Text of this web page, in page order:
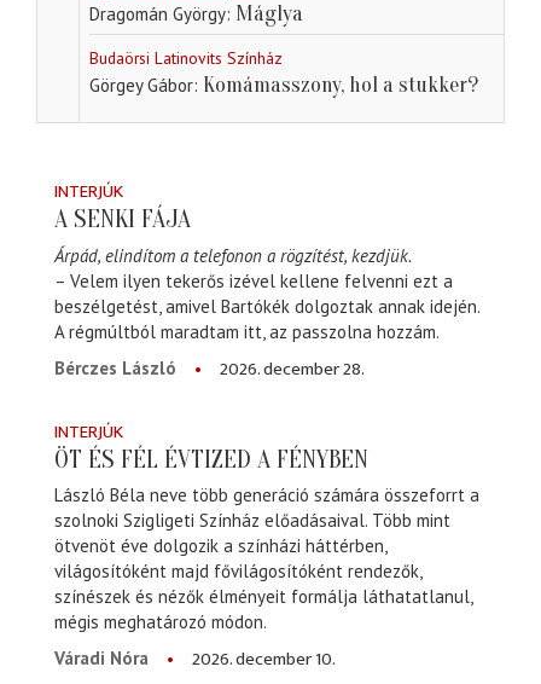
Dragomán György Máglya
Budaörsi Latinovits Színház
Görgey Gábor Komámasszony, hol a stukker?
INTERJÚK
A SENKI FÁJA
Árpád, elindítom a telefonon a rögzítést, kezdjük.
– Velem ilyen tekerős izével kellene felvenni ezt a
beszélgetést, amivel Bartókék dolgoztak annak idején.
A régmúltból maradtam itt, az passzolna hozzám.
Bérczes László
2026. december 28.
INTERJÚK
ÖT ÉS FÉL ÉVTIZED A FÉNYBEN
László Béla neve több generáció számára összeforrt a
szolnoki Szigligeti Színház előadásaival. Több mint
ötvenöt éve dolgozik a színházi háttérben,
világosítóként majd fővilágosítóként rendezők,
színészek és nézők élményeit formálja láthatatlanul,
mégis meghatározó módon.
Váradi Nóra
2026. december 10.